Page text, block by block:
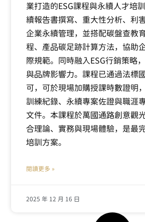
業打造的ESG課程與永續人才培
續報告書撰寫、重大性分析、利
企業永續管理，並搭配碳盤查教
程、產品碳足跡計算方法，協助
際規範。同時融入ESG行銷策略
與品牌影響力。課程已通過法標
可，可於現場加購授課時數證明
訓練紀錄、永續專案佐證與職涯
文件。本課程於萬國通路創意觀
合理論、實務與現場體驗，是最
培訓方案。
閱讀更多 »
2025 年 12 月 16 日